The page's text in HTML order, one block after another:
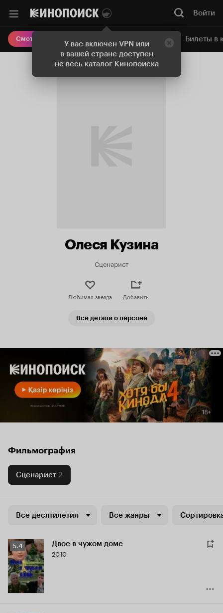
У вас включен VPN или
в вашей стране доступен
не весь каталог Кинопоиска
Войти
Смотреть кино Онлайн-кинотеатр Билеты в
Олеся Кузина
Сценарист
Любимая звезда Добавить
Все детали о персоне
Фильмография
Сценарист 2
Все десятилетия Все жанры
Рейтинг
Кинопоиска
5.4
5.4 Двое в чужом доме
2010